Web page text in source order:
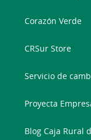
Corazón Verde
CRSur Store
Servicio de
Proyecta
Blog Caja Rural